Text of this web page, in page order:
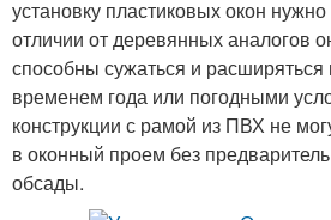
установку пластиковых окон
отличии от деревянных аналогов
способны сужаться и расширяться
временем года или погодными
конструкции с рамой из ПВХ не
в оконный проем без
обсады.